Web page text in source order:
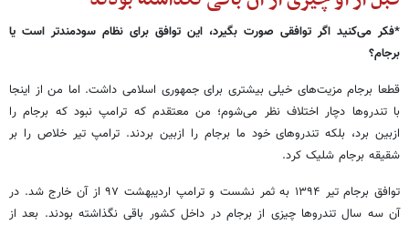
*فکر می‌کنید اگر توافقی صورت بگیرد، این توافق برای نظام سودمندتر است یا
برجام؟
قطعا برجام مزیت‌های خیلی بیشتری برای جمهوری اسلامی داشت. اما من از اینجا
با تندروها دچار اختلاف نظر می‌شوم؛ من معتقدم که ترامپ نبود که برجام را
ازبین برد، بلکه تندروهای خود ما برجام را ازبین بردند. ترامپ تیر خلاص را بر
شقیقه برجام شلیک کرد.
توافق برجام تیر ۱۳۹۴ به ثمر نشست و ترامپ اردیبهشت ۹۷ از آن خارج شد. در
آن سه سال تندروها چیزی از برجام در داخل کشور باقی نگذاشته بودند. بعد از